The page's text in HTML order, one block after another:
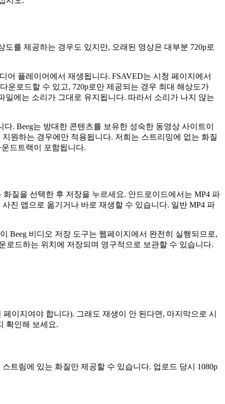
를 제공하는 경우도 있지만, 오래된 영상은 대부분 720p로
어 플레이어에서 재생됩니다. FSAVED는 시청 페이지에서
운로드할 수 있고, 720p로만 제공되는 경우 최대 해상도가
일에는 소리가 그대로 유지됩니다. 따라서 소리가 나지 않는
. Beeg는 방대한 콘텐츠를 보유한 성숙한 동영상 사이트이
원하는 경우에만 적용됩니다. 저희는 스트리밍에 없는 화질
드트랙이 포함됩니다.
질을 선택한 후 저장을 누르세요. 안드로이드에서는 MP4 파
진 앱으로 옮기거나 바로 재생할 수 있습니다. 일반 MP4 파
Beeg 비디오 저장 도구는 웹페이지에서 완전히 실행되므로,
로드하는 위치에 저장되며 영구적으로 보관할 수 있습니다.
이지여야 합니다). 그래도 재생이 안 된다면, 마지막으로 시
확인해 보세요.
트림에 있는 화질만 제공할 수 있습니다. 업로드 당시 1080p